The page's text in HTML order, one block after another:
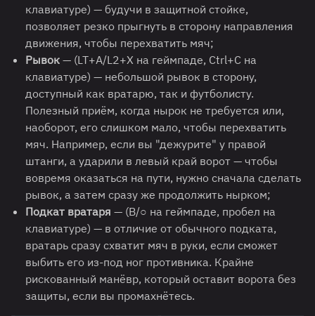
клавиатуре) — будучи в защитной стойке,
позволяет резко прыгнуть в сторону направления
движения, чтобы перехватить мяч;
Рывок — (LT+A/L2+X на геймпаде, Ctrl+C на
клавиатуре) — небольшой рывок в сторону,
доступный как вратарю, так и футболисту.
Полезный приём, когда нырок не требуется или,
наоборот, его слишком мало, чтобы перехватить
мяч. Например, если вы "дежурите" у правой
штанги, а ударили в левый край ворот — чтобы
вовремя оказаться на пути, нужно сначала сделать
рывок, а затем сразу же продолжить нырком;
Подкат вратаря — (B/○ на геймпаде, пробел на
клавиатуре) — в отличие от обычного подката,
вратарь сразу схватит мяч в руки, если сможет
выбить его из-под ног противника. Крайне
рискованный манёвр, который оставит ворота без
защиты, если вы промахнётесь.